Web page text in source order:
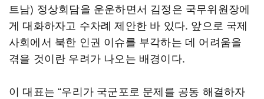
트남) 정상회담을 운운하면서 김정은 국무위원장에
게 대화하자고 수차례 제안한 바 있다. 앞으로 국제
사회에서 북한 인권 이슈를 부각하는 데 어려움을
겪을 것이란 우려가 나오는 배경이다.
이 대표는 “우리가 국군포로 문제를 공동 해결하자